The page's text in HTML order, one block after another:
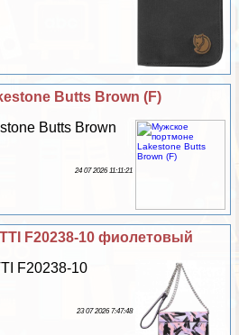
Butts Brown (F)
Butts Brown
24 07 2026 11:11:21
F20238-10 фиолетовый
F20238-10
23 07 2026 7:47:48